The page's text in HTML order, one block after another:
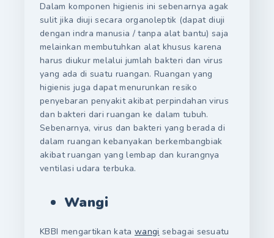
Dalam komponen higienis ini sebenarnya agak
sulit jika diuji secara organoleptik (dapat diuji
dengan indra manusia / tanpa alat bantu) saja
melainkan membutuhkan alat khusus karena
harus diukur melalui jumlah bakteri dan virus
yang ada di suatu ruangan. Ruangan yang
higienis juga dapat menurunkan resiko
penyebaran penyakit akibat perpindahan virus
dan bakteri dari ruangan ke dalam tubuh.
Sebenarnya, virus dan bakteri yang berada di
dalam ruangan kebanyakan berkembangbiak
akibat ruangan yang lembap dan kurangnya
ventilasi udara terbuka.
Wangi
KBBI mengartikan katawangi sebagai sesuatu